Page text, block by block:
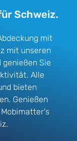
Schweiz.
mit
mit unseren
Sie
Alle
bieten
Genießen